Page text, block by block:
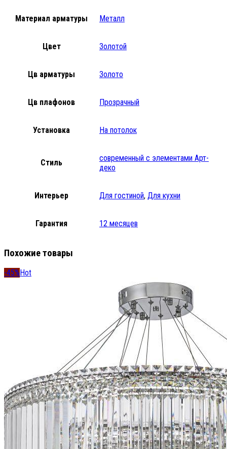
Материал арматуры Металл
Цвет Золотой
Цв арматуры Золото
Цв плафонов Прозрачный
Установка На потолок
Стиль
современный с элементами Арт-
деко
Интерьер Для гостиной, Для кухни
Гарантия 12 месяцев
Похожие товары
-45% Hot